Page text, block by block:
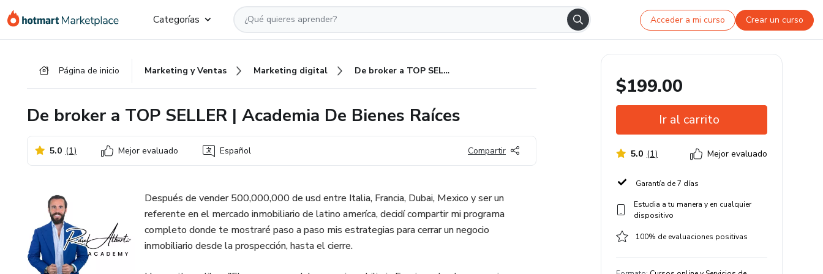
Categorías Acceder a mi curso Crear un curso
Página de inicio Marketing y Ventas Marketing digital De broker a TOP SELLER | Academia De Bienes Raíces
De broker a TOP SELLER | Academia De Bienes Raíces
5.0 (1) Mejor evaluado Español Compartir
Después de vender 500,000,000 de usd entre Italia, Francia, Dubai, Mexico y ser un
referente en el mercado inmobiliario de latino ameríca, decidí compartir mi programa
completo donde te mostraré paso a paso mis estrategias para cerrar un negocio
inmobiliario desde la prospección, hasta el cierre.
$199.00
Ir al carrito
5.0 (1) Mejor evaluado
Garantía de 7 días
Estudia a tu manera y en cualquier
dispositivo
100% de evaluaciones positivas